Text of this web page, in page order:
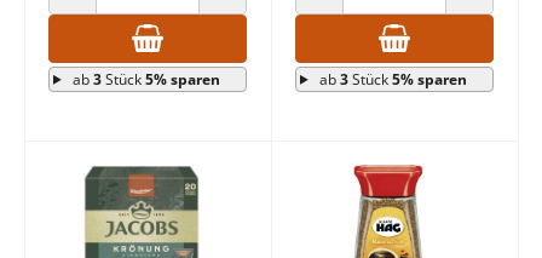
ANZAHL VERRINGERN ANZAHL ERHÖHEN
ab3Stück5% sparen
ANZAHL VERRINGERN ANZAHL
ab3Stück5% sparen